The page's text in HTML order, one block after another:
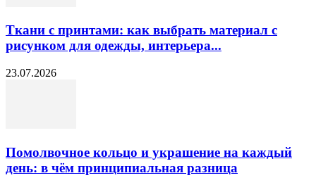
Ткани с принтами: как выбрать материал с
рисунком для одежды, интерьера...
23.07.2026
Помолвочное кольцо и украшение на каждый
день: в чём принципиальная разница